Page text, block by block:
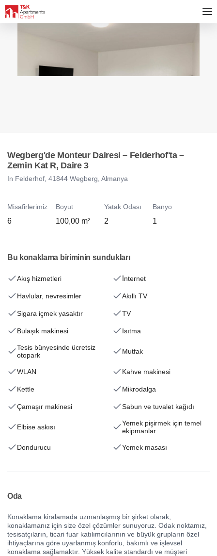
Wegberg'de Monteur Dairesi – Felderhof'ta –
Zemin Kat R, Daire 3
In Felderhof, 41844 Wegberg, Almanya
Misafirlerimiz
6
Boyut
100,00 m²
Yatak Odası
2
Banyo
1
Bu konaklama biriminin sundukları
Akış hizmetleri İnternet
Havlular, nevresimler Akıllı TV
Sigara içmek yasaktır TV
Bulaşık makinesi Isıtma
Tesis bünyesinde ücretsiz
otopark
Mutfak
WLAN Kahve makinesi
Kettle Mikrodalga
Çamaşır makinesi Sabun ve tuvalet kağıdı
Elbise askısı
Yemek pişirmek için temel
ekipmanlar
Dondurucu Yemek masası
Oda
Konaklama kiralamada uzmanlaşmış bir şirket olarak,
konaklamanız için size özel çözümler sunuyoruz. Odak noktamız,
tesisatçıların, ticari fuar katılımcılarının ve büyük grupların özel
ihtiyaçlarına göre uyarlanmış konforlu, bakımlı ve işlevsel
konaklama sağlamaktır. Yüksek kalite standardı ve müşteri